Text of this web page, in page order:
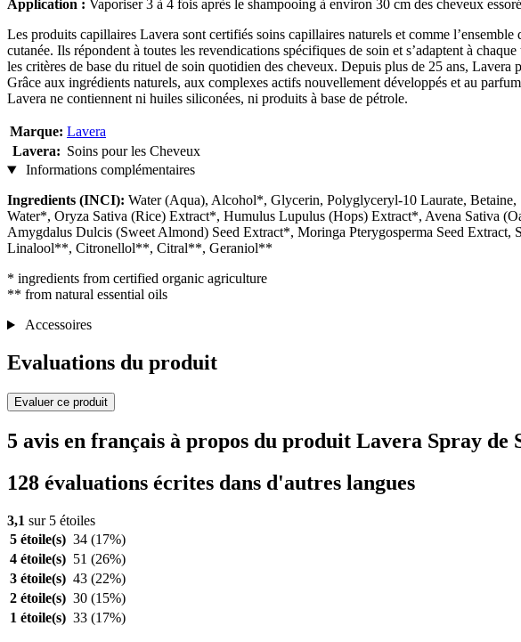
Application : Vaporiser 3 à 4 fois après le shampooing à environ 30 cm des cheveux
Les produits capillaires Lavera sont certifiés soins capillaires naturels et comme
cutanée. Ils répondent à toutes les revendications spécifiques de soin et s’adaptent à
les critères de base du rituel de soin quotidien des cheveux. Depuis plus de 25 ans,
Grâce aux ingrédients naturels, aux complexes actifs nouvellement développés et au
Lavera ne contiennent ni huiles siliconées, ni produits à base de pétrole.
Marque: Lavera
Lavera: Soins pour les Cheveux
Informations complémentaires
Ingredients (INCI): Water (Aqua), Alcohol*, Glycerin, Polyglyceryl-10 Laurate,
Water*, Oryza Sativa (Rice) Extract*, Humulus Lupulus (Hops) Extract*, Avena Sativa
Amygdalus Dulcis (Sweet Almond) Seed Extract*, Moringa Pterygosperma Seed
Linalool**, Citronellol**, Citral**, Geraniol**
* ingredients from certified organic agriculture
** from natural essential oils
Accessoires
Evaluations du produit
Evaluer ce produit
5 avis en français à propos du produit Lavera Spray de
128 évaluations écrites dans d'autres langues
3,1 sur 5 étoiles
5 étoile(s) 34 (17%)
4 étoile(s) 51 (26%)
3 étoile(s) 43 (22%)
2 étoile(s) 30 (15%)
1 étoile(s) 33 (17%)